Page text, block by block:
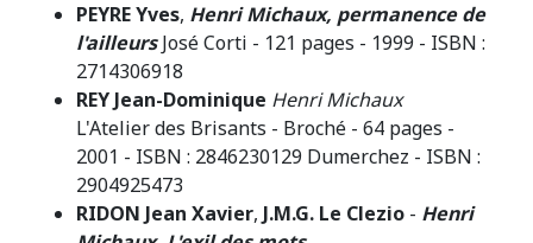
PEYRE Yves, Henri Michaux, permanence de
l'ailleursJosé Corti - 121 pages - 1999 - ISBN :
2714306918
REY Jean-Dominique Henri Michaux
L'Atelier des Brisants - Broché - 64 pages -
2001 - ISBN : 2846230129 Dumerchez - ISBN :
2904925473
RIDON Jean Xavier, J.M.G. Le Clezio - Henri